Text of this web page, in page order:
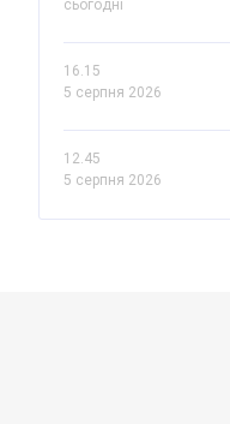
сьогодні
16.15
5 серпня 2026
12.45
5 серпня 2026